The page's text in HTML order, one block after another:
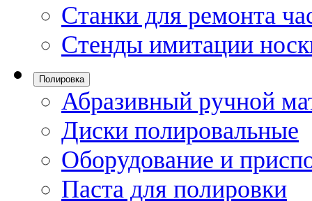
Станки для ремонта
Стенды имитации
Полировка
Абразивный ручной
Диски полировальные
Оборудование и
Паста для полировки